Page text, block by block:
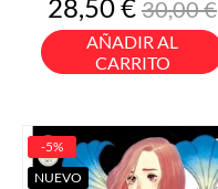
28,50 €
base
30,00 €
AÑADIR AL
CARRITO
-5%
NUEVO